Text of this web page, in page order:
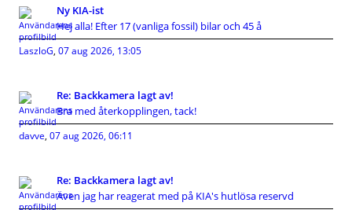
Ny KIA-ist
Hej alla! Efter 17 (vanliga fossil) bilar och 45 å
LaszloG, 07 aug 2026, 13:05
Re: Backkamera lagt av!
Bra med återkopplingen, tack!
davve, 07 aug 2026, 06:11
Re: Backkamera lagt av!
Även jag har reagerat med på KIA's hutlösa reservd